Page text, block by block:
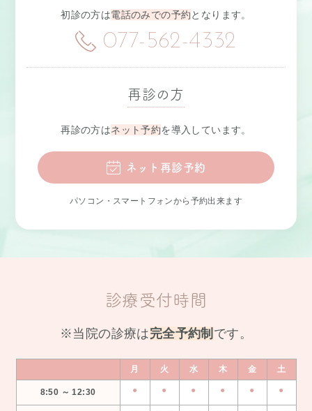
初診の方は電話のみでの予約となります。
077-562-4332
再診の方
再診の方はネット予約を導入しています。
ネット再診予約
パソコン・スマートフォンから予約出来ます
診療受付時間
※当院の診療は完全予約制 です。
月 火 水 木 金 土
8:50 ～ 12:30 ● ● ● ● ● ●